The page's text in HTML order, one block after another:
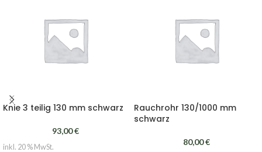
Knie 3 teilig 130 mm schwarz
93,00€
inkl. 20 % MwSt.
Rauchrohr 130/1000 mm
schwarz
80,00€